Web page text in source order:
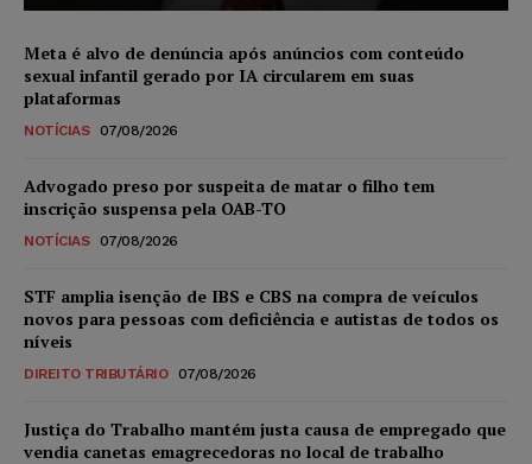
Meta é alvo de denúncia após anúncios com conteúdo
sexual infantil gerado por IA circularem em suas
plataformas
NOTÍCIAS 07/08/2026
Advogado preso por suspeita de matar o filho tem
inscrição suspensa pela OAB-TO
NOTÍCIAS 07/08/2026
STF amplia isenção de IBS e CBS na compra de veículos
novos para pessoas com deficiência e autistas de todos os
níveis
DIREITO TRIBUTÁRIO 07/08/2026
Justiça do Trabalho mantém justa causa de empregado que
vendia canetas emagrecedoras no local de trabalho